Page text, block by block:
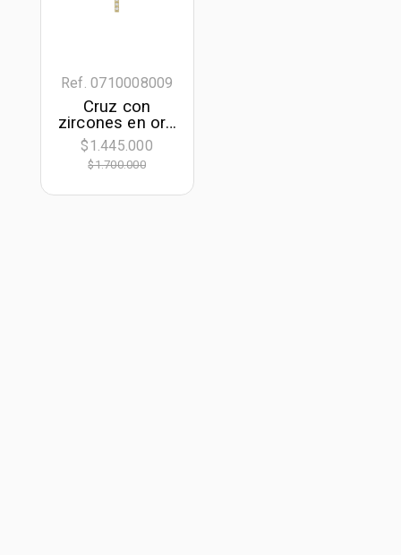
Ref. 0710008009
Cruz con
zircones en oro
amarillo de 18
Kilates
$1.445.000
$1.700.000